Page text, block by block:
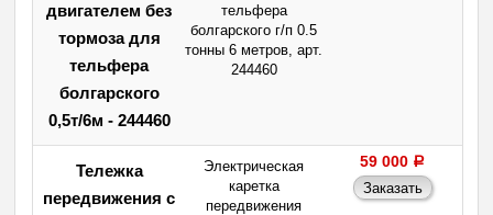
двигателем без
тормоза для
тельфера
болгарского
0,5т/6м - 244460
тельфера
болгарского г/п 0.5
тонны 6 метров, арт.
244460
Тележка
передвижения с
Электрическая
каретка
передвижения
59 000 a